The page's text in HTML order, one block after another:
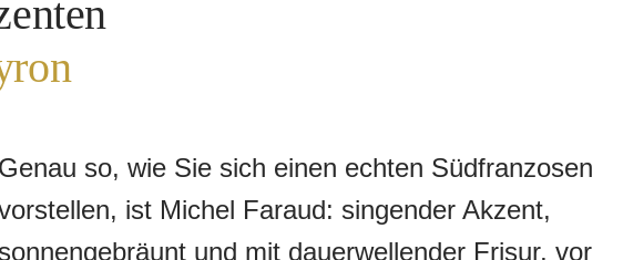
Genau so, wie Sie sich einen echten Südfranzosen
ist Michel Faraud: singender Akzent,
sonnengebräunt und mit dauerwellender Frisur, vor